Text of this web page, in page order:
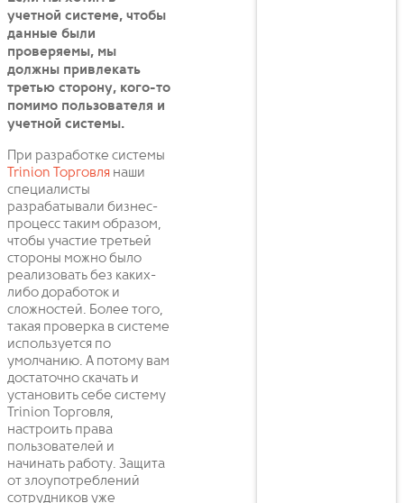
учетной системе, чтобы
данные были
проверяемы, мы
должны привлекать
третью сторону, кого-то
помимо пользователя и
учетной системы.
При разработке системы
Trinion Торговля наши
специалисты
разрабатывали бизнес-
процесс таким образом,
чтобы участие третьей
стороны можно было
реализовать без каких-
либо доработок и
сложностей. Более того,
такая проверка в системе
используется по
умолчанию. А потому вам
достаточно скачать и
установить себе систему
Trinion Торговля,
настроить права
пользователей и
начинать работу. Защита
от злоупотреблений
сотрудников уже